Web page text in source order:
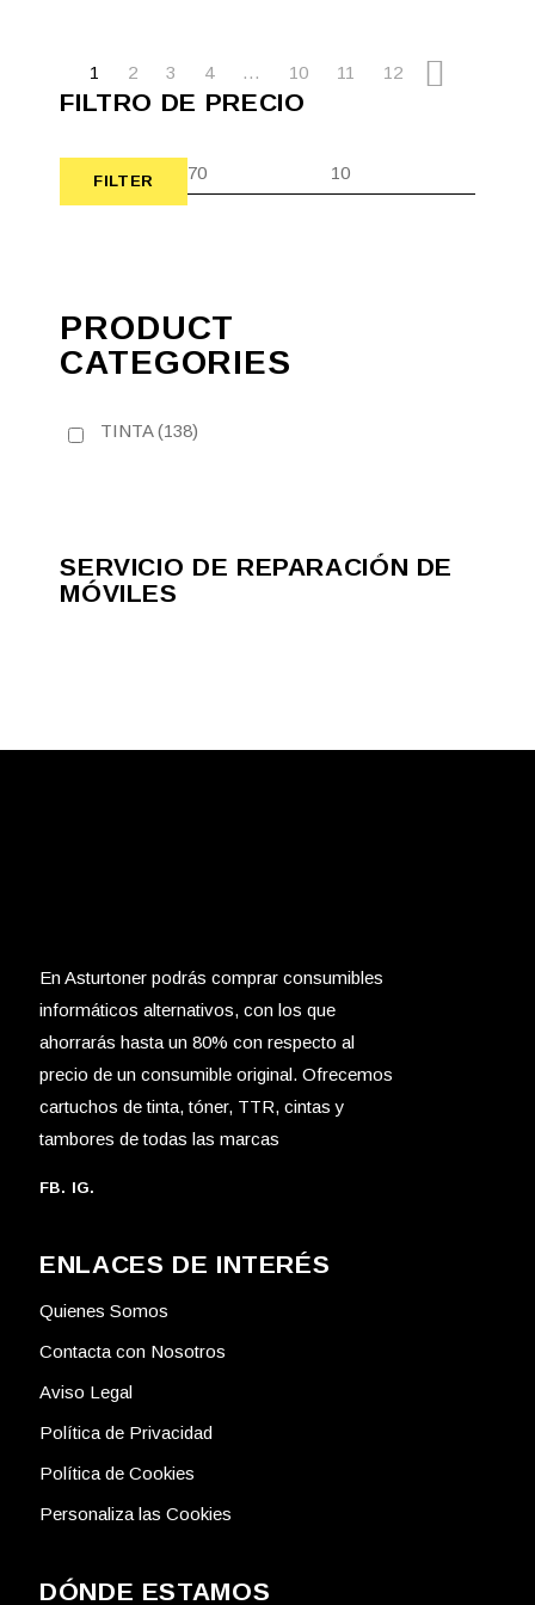
1 2 3 4 … 10 11 12
FILTRO DE PRECIO
FILTER
PRODUCT
CATEGORIES
TINTA(138)
SERVICIO DE REPARACIÓN DE
MÓVILES
En Asturtoner podrás comprar consumibles
informáticos alternativos, con los que
ahorrarás hasta un 80% con respecto al
precio de un consumible original. Ofrecemos
cartuchos de tinta, tóner, TTR, cintas y
tambores de todas las marcas
FB. IG.
ENLACES DE INTERÉS
Quienes Somos
Contacta con Nosotros
Aviso Legal
Política de Privacidad
Política de Cookies
Personaliza las Cookies
DÓNDE ESTAMOS